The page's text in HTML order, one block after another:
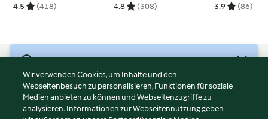
4.5 (418) 4.8 (308) 3.9 (86)
Nutzungsbedingungen
Datenschutzrichtlinien
Wir verwenden Cookies, um Inhalte und den
Webseitenbesuch zu personalisieren, Funktionen für soziale
Medien anbieten zu können und Webseitenzugriffe zu
analysieren. Informationen zur Webseitennutzung geben